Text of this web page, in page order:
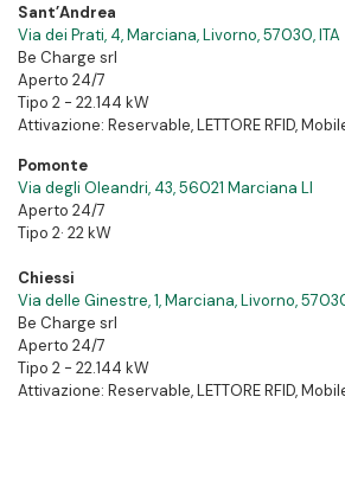
Sant’Andrea
Via dei Prati, 4, Marciana, Livorno, 57030, ITA
Be Charge srl
Aperto 24/7
Tipo 2 - 22.144 kW
Attivazione: Reservable, LETTORE RFID,
Pomonte
Via degli Oleandri, 43, 56021 Marciana LI
Aperto 24/7
Tipo 2· 22 kW
Chiessi
Via delle Ginestre, 1, Marciana, Livorno,
Be Charge srl
Aperto 24/7
Tipo 2 - 22.144 kW
Attivazione: Reservable, LETTORE RFID,